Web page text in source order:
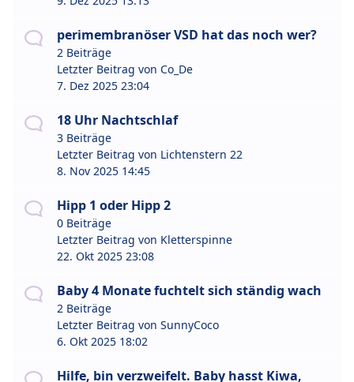
perimembranöser VSD hat das noch wer?
2 Beiträge
Letzter Beitrag von Co_De
7. Dez 2025 23:04
18 Uhr Nachtschlaf
3 Beiträge
Letzter Beitrag von Lichtenstern 22
8. Nov 2025 14:45
Hipp 1 oder Hipp 2
0 Beiträge
Letzter Beitrag von Kletterspinne
22. Okt 2025 23:08
Baby 4 Monate fuchtelt sich ständig wach
2 Beiträge
Letzter Beitrag von SunnyCoco
6. Okt 2025 18:02
Hilfe, bin verzweifelt. Baby hasst Kiwa,